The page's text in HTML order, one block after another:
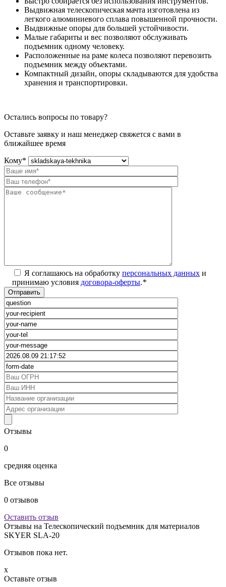
Выдвижная телескопическая мачта изготовлена из
легкого алюминиевого сплава повышенной прочности.
Выдвижные опоры для большей устойчивости.
Малые габариты и вес позволяют обслуживать
подъемник одному человеку.
Расположенные на раме колеса позволяют перевозить
подъемник между объектами.
Компактный дизайн, опоры складываются для удобства
хранения и транспортировки.
Остались вопросы по товару?
Оставьте заявку и наш менеджер свяжется с вами в
ближайшее время
Кому*
Я соглашаюсь на обработку персональных данных и
принимаю условия договора-оферты.*
Отзывы
0
средняя оценка
Все отзывы
0 отзывов
Оставить отзыв
Отзывы на Телескопический подъемник для материалов
SKYER SLA-20
Отзывов пока нет.
x
Оставьте отзыв